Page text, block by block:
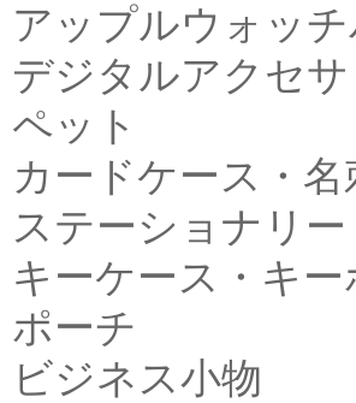
アップルウォッ
デジタルアクセサ
ペット
カードケース・名
ステーショナリー
キーケース・キー
ポーチ
ビジネス小物